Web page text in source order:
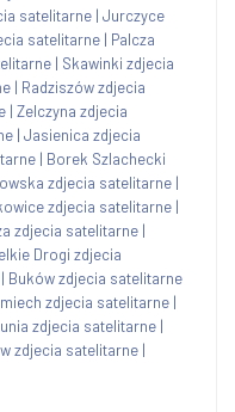
satelitarne | Jurczyce
satelitarne | Palcza
| Skawinki zdjecia
| Radziszów zdjecia
| Zelczyna zdjecia
| Jasienica zdjecia
| Borek Szlachecki
zdjecia satelitarne |
zdjecia satelitarne |
zdjecia satelitarne |
Drogi zdjecia
| Buków zdjecia satelitarne
zdjecia satelitarne |
zdjecia satelitarne |
zdjecia satelitarne |